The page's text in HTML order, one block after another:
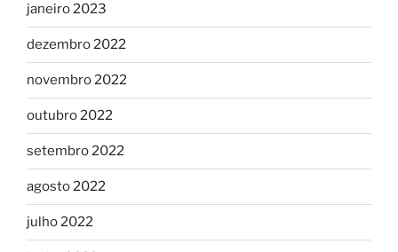
janeiro 2023
dezembro 2022
novembro 2022
outubro 2022
setembro 2022
agosto 2022
julho 2022